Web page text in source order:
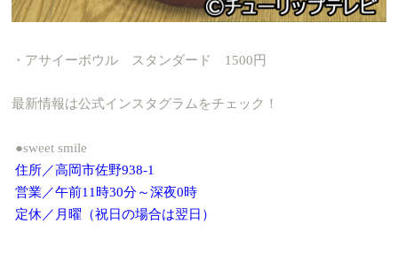
・アサイーボウル スタンダード 1500円
最新情報は公式インスタグラムをチェック！
●sweet smile
住所／高岡市佐野938-1
営業／午前11時30分～深夜0時
定休／月曜（祝日の場合は翌日）